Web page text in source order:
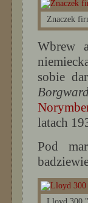
Znaczek
Wbrew
sobie
latach
Pod